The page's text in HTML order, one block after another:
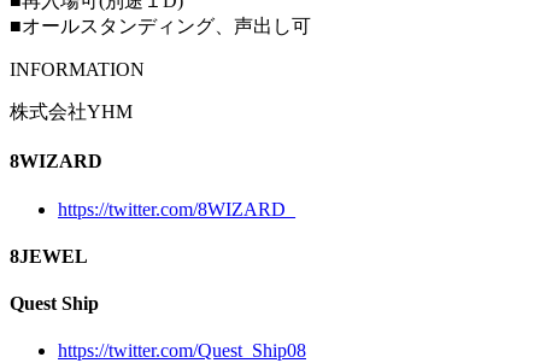
■オールスタンディング、声出し可
INFORMATION
株式会社YHM
8WIZARD
https://twitter.com/8WIZARD_
8JEWEL
Quest Ship
https://twitter.com/Quest_Ship08